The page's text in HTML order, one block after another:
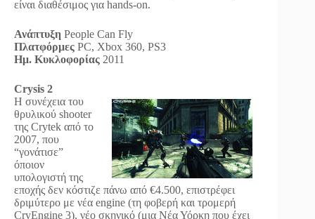
είναι διαθέσιμος για hands-on.
Ανάπτυξη People Can Fly
Πλατφόρμες PC, Xbox 360, PS3
Ημ. Κυκλοφορίας 2011
Crysis 2
Η συνέχεια του
θρυλικού shooter
της Crytek από το
2007, που
“γονάτισε”
όποιον
υπολογιστή της
εποχής δεν κόστιζε πάνω από €4.500, επιστρέφει
δριμύτερο με νέα engine (τη φοβερή και τρομερή
CryEngine 3), νέο σκηνικό (μια Νέα Υόρκη που έχει